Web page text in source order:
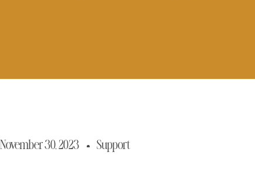
November 30, 2023 Support